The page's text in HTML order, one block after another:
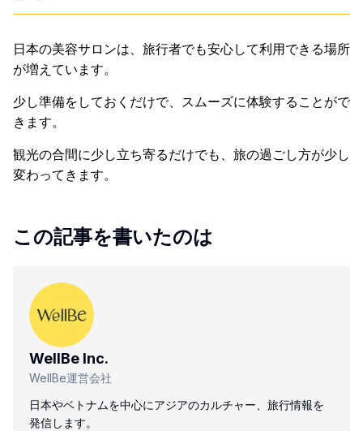
日本の美容サロンは、旅行者でも安心して利用できる場所
が増えています。
少し準備をしておくだけで、スムーズに体験することがで
きます。
観光の合間に少し立ち寄るだけでも、旅の過ごし方が少し
変わってきます。
この記事を書いたのは
WellBe Inc.
WellBe運営会社
日本やベトナムを中心にアジアのカルチャー、旅行情報を
発信します。